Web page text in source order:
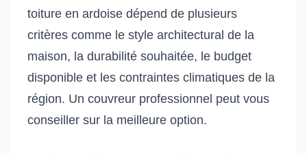
toiture en ardoise dépend de plusieurs
critères comme le style architectural de la
maison, la durabilité souhaitée, le budget
disponible et les contraintes climatiques de la
région. Un couvreur professionnel peut vous
conseiller sur la meilleure option.